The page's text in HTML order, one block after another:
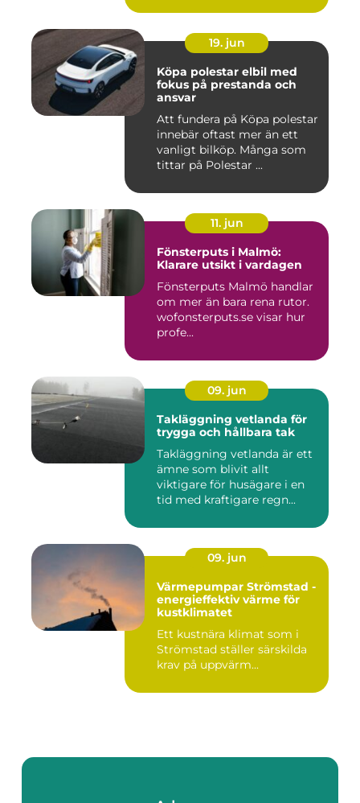
19. jun
Köpa polestar elbil med
fokus på prestanda och
ansvar
Att fundera på Köpa polestar
innebär oftast mer än ett
vanligt bilköp. Många som
tittar på Polestar ...
11. jun
Fönsterputs i Malmö:
Klarare utsikt i vardagen
Fönsterputs Malmö handlar
om mer än bara rena rutor.
wofonsterputs.se visar hur
profe...
09. jun
Takläggning vetlanda för
trygga och hållbara tak
Takläggning vetlanda är ett
ämne som blivit allt
viktigare för husägare i en
tid med kraftigare regn...
09. jun
Värmepumpar Strömstad -
energieffektiv värme för
kustklimatet
Ett kustnära klimat som i
Strömstad ställer särskilda
krav på uppvärm...